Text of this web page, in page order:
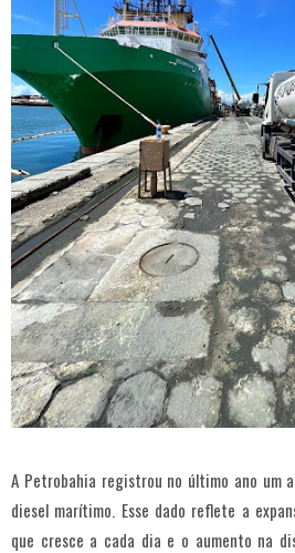
A Petrobahia registrou no último ano um
diesel marítimo. Esse dado reflete a
que cresce a cada dia e o aumento na